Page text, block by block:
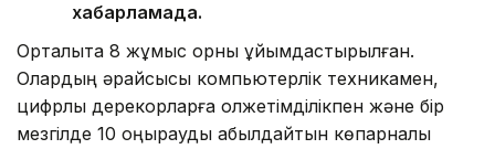
хабарламада.
Орталықта 8 жұмыс орны ұйымдастырылған.
Олардың әрқайсысы компьютерлік техникамен,
цифрлық дерекқорларға қолжетімділікпен және бір
мезгілде 10 қоңырауды қабылдайтын көпарналы